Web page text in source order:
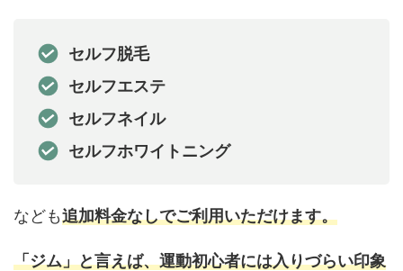
セルフ脱毛
セルフエステ
セルフネイル
セルフホワイトニング
なども追加料金なしでご利用いただけます。
「ジム」と言えば、運動初心者には入りづらい印象